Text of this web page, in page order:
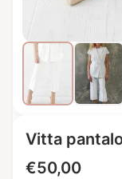
Vitta
€50,00